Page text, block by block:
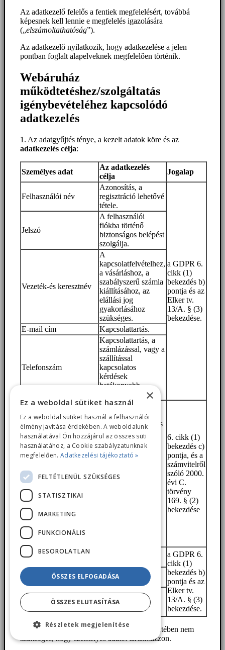
Az adatkezelő felelős a fentiek megfelelésért, továbbá
képesnek kell lennie e megfelelés igazolására
(„elszámoltathatóság”).
Az adatkezelő nyilatkozik, hogy adatkezelése a jelen
pontban foglalt alapelveknek megfelelően történik.
Webáruház
működtetéshez/szolgáltatás
igénybevételéhez kapcsolódó
adatkezelés
1. Az adatgyűjtés ténye, a kezelt adatok köre és az
adatkezelés célja:
Személyes adat
Az adatkezelés
célja
Jogalap
Felhasználói név
Azonosítás, a
regisztráció lehetővé
tétele.
a GDPR 6.
cikk (1)
bekezdés b)
pontja és az
Elker tv.
13/A. § (3)
bekezdése.
Jelszó
A felhasználói
fiókba történő
biztonságos belépést
szolgálja.
Vezeték-és keresztnév
A
kapcsolatfelvételhez,
a vásárláshoz, a
szabályszerű számla
kiállításához, az
elállási jog
gyakorlásához
szükséges.
E-mail cím
Kapcsolattartás.
Telefonszám
Kapcsolattartás, a
számlázással, vagy a
szállítással
kapcsolatos
kérdések
hatékonyabb
Számlázási név és cím
A szabályszerű
számla kiállítása,
továbbá a szerződés
létrehozása,
tartalmának
meghatározása,
módosítása,
figyelemmel
6. cikk (1)
bekezdés c)
pontja, és a
számvitelről
szóló 2000.
évi C.
törvény
169. § (2)
bekezdése
Szállítási név és cím
a GDPR 6.
cikk (1)
bekezdés b)
pontja és az
Elker tv.
13/A. § (3)
bekezdése.
A vásárlás/regisztráció
időpontja
Technikai művelet
végrehajtása.
A
vásárlás/regisztrációkori
IP cím
Technikai művelet
végrehajtása.
Sem a felhasználónév, sem az e-mail cím esetében nem
szükséges, hogy személyes adatot tartalmazzon.
×
Ez a weboldal sütiket használ
Ez a weboldal sütiket használ a felhasználói
élmény javítása érdekében. A weboldalunk
használatával Ön hozzájárul az összes süti
használatához, a Cookie szabályzatunknak
megfelelően. Adatkezelési tájékoztató »
FELTÉTLENÜL SZÜKSÉGES
STATISZTIKAI
MARKETING
FUNKCIONÁLIS
BESOROLATLAN
ÖSSZES ELFOGADÁSA
ÖSSZES ELUTASÍTÁSA
Részletek megjelenítése